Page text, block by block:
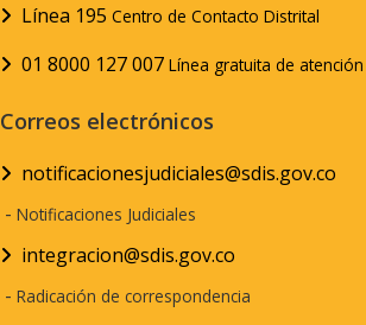
Línea 195 Centro de Contacto Distrital
01 8000 127 007 Línea gratuita de
Correos electrónicos
notificacionesjudiciales@sdis.gov.co
- Notificaciones Judiciales
integracion@sdis.gov.co
- Radicación de correspondencia